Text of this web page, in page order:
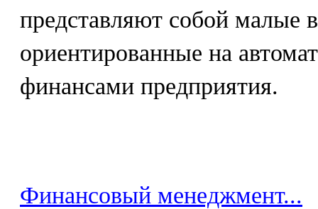
представляют собой малые
ориентированные на
финансами предприятия.
Финансовый менеджмент...